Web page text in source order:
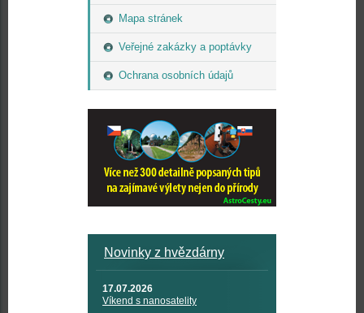
Mapa stránek
Veřejné zakázky a poptávky
Ochrana osobních údajů
Novinky z hvězdárny
17.07.2026
Víkend s nanosatelity